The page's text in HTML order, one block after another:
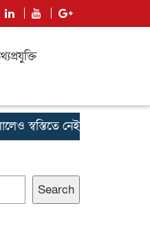
স্বস্তিতে নেই সাবেক ছাত্রনেতা
Search